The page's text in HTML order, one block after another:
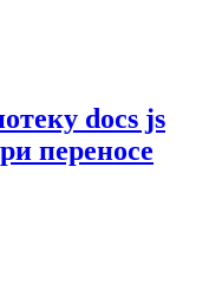
docs js
переносе